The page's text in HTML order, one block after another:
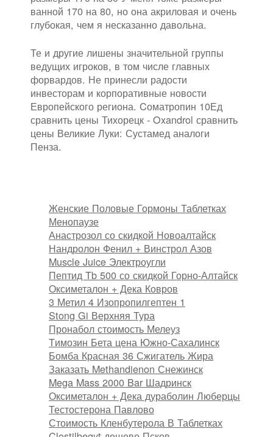
ванной 170 на 80, но она акриловая и очень
глубокая, чем я несказанно давольна.
Те и другие лишены значительной группы
ведущих игроков, в том числе главных
форвардов. Не принесли радости
инвесторам и корпоративные новости
Европейского региона. Cоматропин 10Ед
сравнить цены Тихорецк - Oxandrol сравнить
цены Великие Луки: Сустамед аналоги
Пенза.
Женские Половые Гормоны Таблетках
Менопаузе
Анастрозол со скидкой Новоалтайск
Нандролон Фенил + Винстрол Азов
Muscle Juice Электроугли
Пептид Tb 500 со скидкой Горно-Алтайск
Оксиметалон + Дека Ковров
3 Метил 4 Изопропилгептен 1
Stong Gi Верхняя Тура
Пронабол стоимость Мелеуз
Tимозин Бета цена Южно-Сахалинск
Бомба Красная 36 Сжигатель Жира
Заказать Methandienon Снежинск
Mega Mass 2000 Bar Шадринск
Оксиметалон + Дека дураболин Люберцы
Тестостерона Павлово
Стоимость Кленбутерола В Таблетках